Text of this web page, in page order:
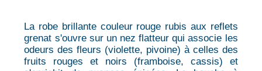
La robe brillante couleur rouge rubis aux reflets
grenat s'ouvre sur un nez flatteur qui associe les
odeurs des fleurs (violette, pivoine) à celles des
fruits rouges et noirs (framboise, cassis) et